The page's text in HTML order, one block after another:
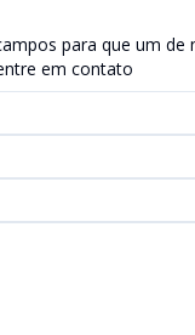
para que um de
em contato